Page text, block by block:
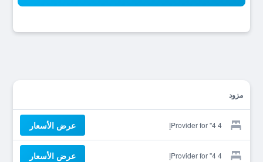
مزود
Provider for ''4 4إ عرض الأسعار
Provider for ''4 4إ عرض الأسعار